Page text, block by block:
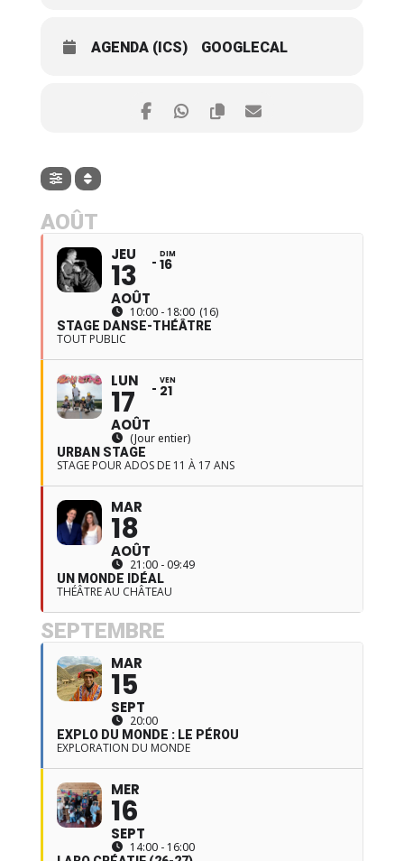
AGENDA (ICS) GOOGLECAL
AOÛT
JEU
13
AOÛT
DIM
16
10:00 - 18:00 (16)
STAGE DANSE-THÉÂTRE
TOUT PUBLIC
LUN
17
AOÛT
VEN
21
(Jour entier)
URBAN STAGE
STAGE POUR ADOS DE 11 À 17 ANS
MAR
18
AOÛT
21:00 - 09:49
UN MONDE IDÉAL
THÉÂTRE AU CHÂTEAU
SEPTEMBRE
MAR
15
SEPT
20:00
EXPLO DU MONDE : LE PÉROU
EXPLORATION DU MONDE
MER
16
SEPT
14:00 - 16:00